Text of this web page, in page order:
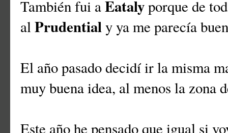
También fui aEatalyporque de
alPrudentialy ya me parecía
El año pasado decidí ir la misma
muy buena idea, al menos la zona
Este año he pensado que igual si